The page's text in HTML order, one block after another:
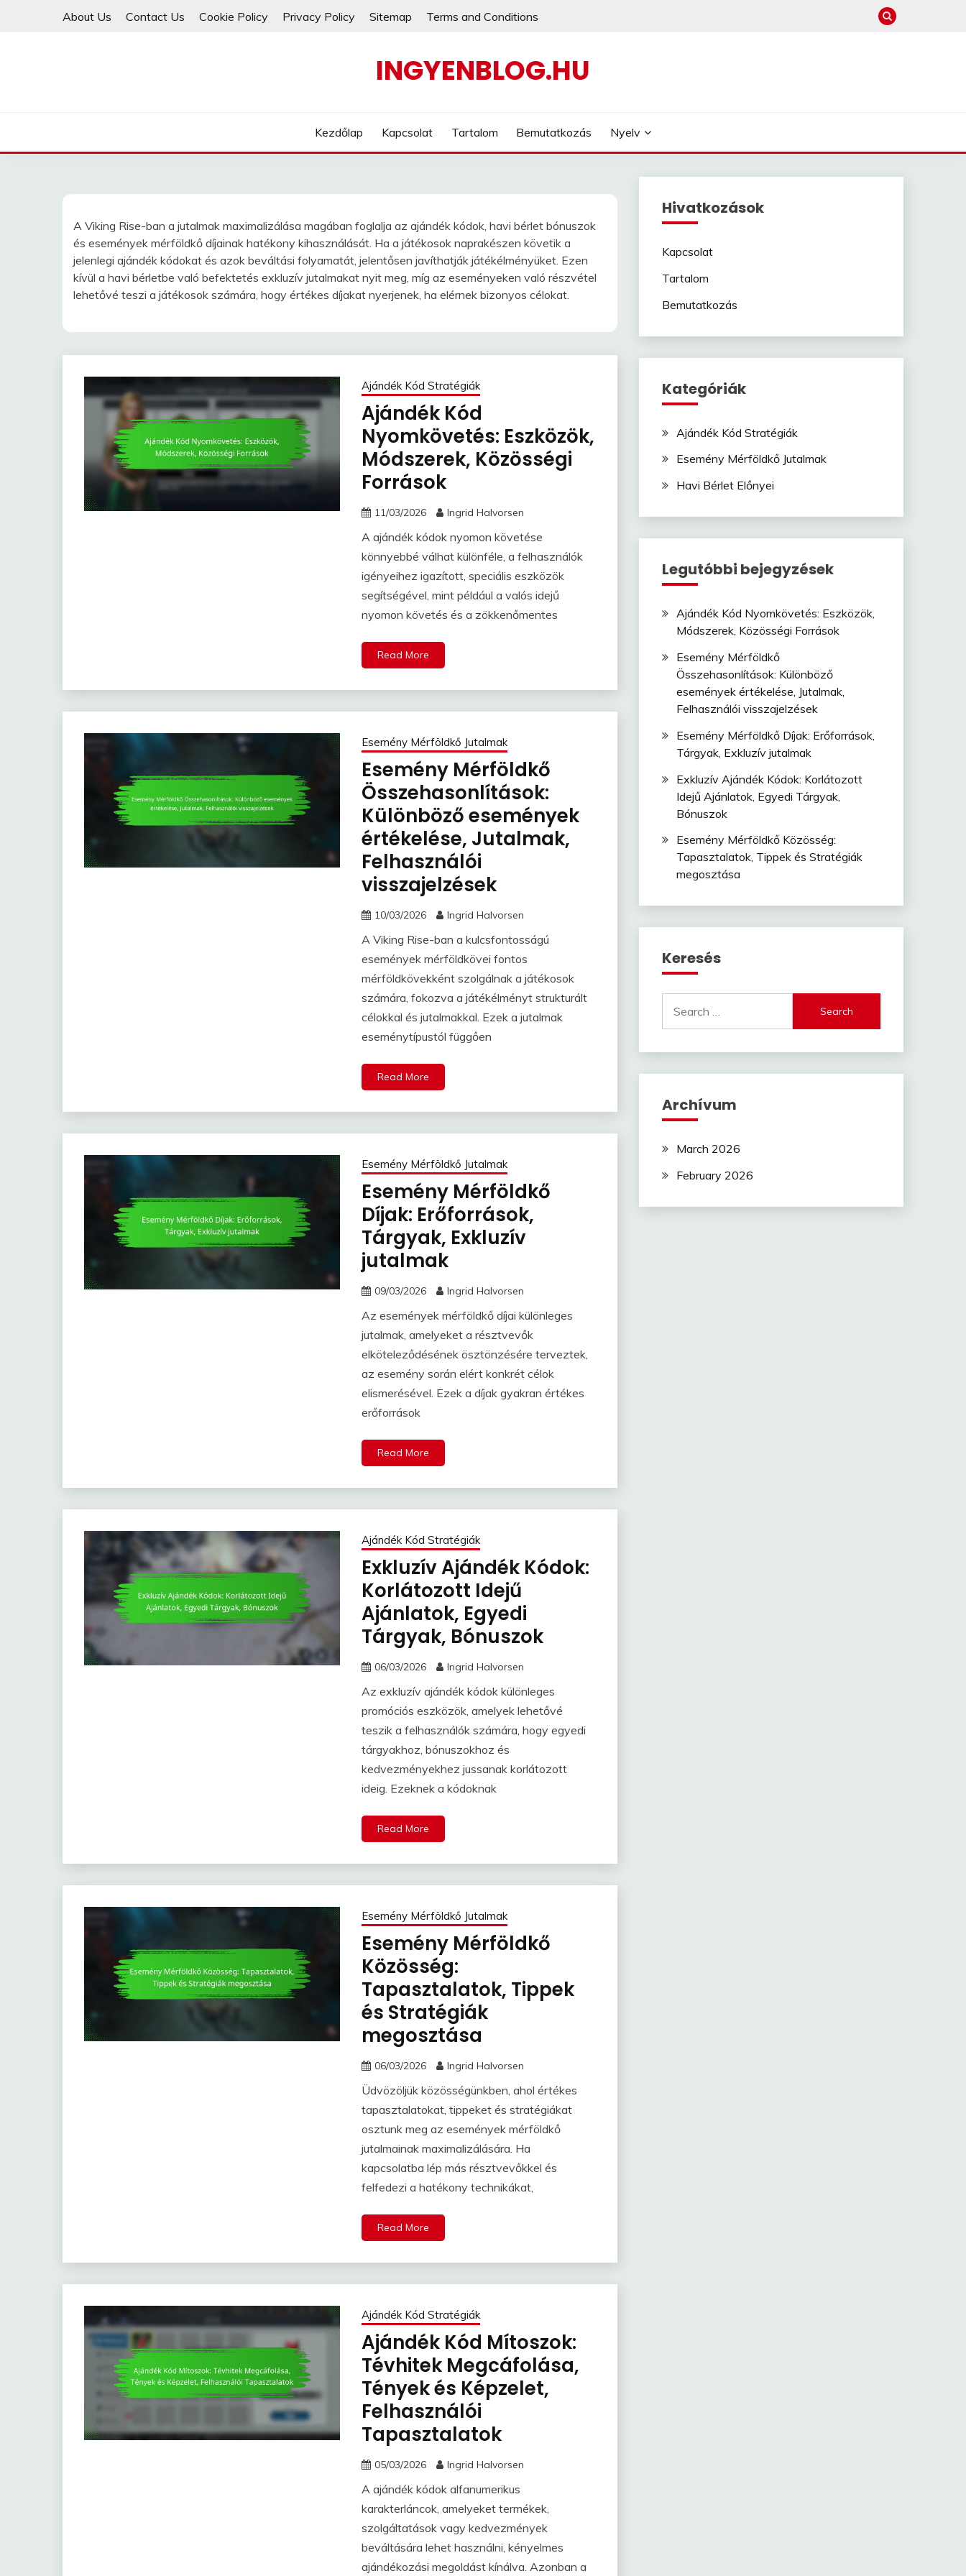
About Us Contact Us Cookie Policy Privacy Policy Sitemap Terms and Conditions
INGYENBLOG.HU
Kezdőlap Kapcsolat Tartalom Bemutatkozás Nyelv
A Viking Rise-ban a jutalmak maximalizálása magában foglalja az ajándék kódok, havi bérlet bónuszok
és események mérföldkő díjainak hatékony kihasználását. Ha a játékosok naprakészen követik a
jelenlegi ajándék kódokat és azok beváltási folyamatát, jelentősen javíthatják játékélményüket. Ezen
kívül a havi bérletbe való befektetés exkluzív jutalmakat nyit meg, míg az eseményeken való részvétel
lehetővé teszi a játékosok számára, hogy értékes díjakat nyerjenek, ha elérnek bizonyos célokat.
Ajándék Kód Stratégiák
Ajándék Kód
Nyomkövetés: Eszközök,
Módszerek, Közösségi
Források
11/03/2026 Ingrid Halvorsen
A ajándék kódok nyomon követése
könnyebbé válhat különféle, a felhasználók
igényeihez igazított, speciális eszközök
segítségével, mint például a valós idejű
nyomon követés és a zökkenőmentes
Read More
Esemény Mérföldkő Jutalmak
Esemény Mérföldkő
Összehasonlítások:
Különböző események
értékelése, Jutalmak,
Felhasználói
visszajelzések
10/03/2026 Ingrid Halvorsen
A Viking Rise-ban a kulcsfontosságú
események mérföldkövei fontos
mérföldkövekként szolgálnak a játékosok
számára, fokozva a játékélményt strukturált
célokkal és jutalmakkal. Ezek a jutalmak
eseménytípustól függően
Read More
Esemény Mérföldkő Jutalmak
Esemény Mérföldkő
Díjak: Erőforrások,
Tárgyak, Exkluzív
jutalmak
09/03/2026 Ingrid Halvorsen
Az események mérföldkő díjai különleges
jutalmak, amelyeket a résztvevők
elköteleződésének ösztönzésére terveztek,
az esemény során elért konkrét célok
elismerésével. Ezek a díjak gyakran értékes
erőforrások
Read More
Ajándék Kód Stratégiák
Exkluzív Ajándék Kódok:
Korlátozott Idejű
Ajánlatok, Egyedi
Tárgyak, Bónuszok
06/03/2026 Ingrid Halvorsen
Az exkluzív ajándék kódok különleges
promóciós eszközök, amelyek lehetővé
teszik a felhasználók számára, hogy egyedi
tárgyakhoz, bónuszokhoz és
kedvezményekhez jussanak korlátozott
ideig. Ezeknek a kódoknak
Read More
Esemény Mérföldkő Jutalmak
Esemény Mérföldkő
Közösség:
Tapasztalatok, Tippek
és Stratégiák
megosztása
06/03/2026 Ingrid Halvorsen
Üdvözöljük közösségünkben, ahol értékes
tapasztalatokat, tippeket és stratégiákat
osztunk meg az események mérföldkő
jutalmainak maximalizálására. Ha
kapcsolatba lép más résztvevőkkel és
felfedezi a hatékony technikákat,
Read More
Ajándék Kód Stratégiák
Ajándék Kód Mítoszok:
Tévhitek Megcáfolása,
Tények és Képzelet,
Felhasználói
Tapasztalatok
05/03/2026 Ingrid Halvorsen
A ajándék kódok alfanumerikus
karakterláncok, amelyeket termékek,
szolgáltatások vagy kedvezmények
beváltására lehet használni, kényelmes
ajándékozási megoldást kínálva. Azonban a
Hivatkozások
Kapcsolat
Tartalom
Bemutatkozás
Kategóriák
Ajándék Kód Stratégiák
Esemény Mérföldkő Jutalmak
Havi Bérlet Előnyei
Legutóbbi bejegyzések
Ajándék Kód Nyomkövetés: Eszközök,
Módszerek, Közösségi Források
Esemény Mérföldkő
Összehasonlítások: Különböző
események értékelése, Jutalmak,
Felhasználói visszajelzések
Esemény Mérföldkő Díjak: Erőforrások,
Tárgyak, Exkluzív jutalmak
Exkluzív Ajándék Kódok: Korlátozott
Idejű Ajánlatok, Egyedi Tárgyak,
Bónuszok
Esemény Mérföldkő Közösség:
Tapasztalatok, Tippek és Stratégiák
megosztása
Keresés
for:
Archívum
March 2026
February 2026